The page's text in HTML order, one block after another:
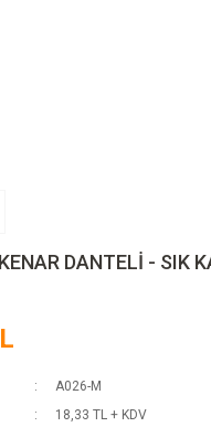
DANTELİ - SIK
A026-M
18,33 TL + KDV